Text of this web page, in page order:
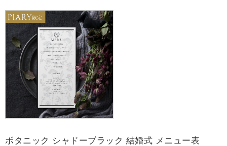
ボタニック シャドーブラック 結婚式 メニュー表